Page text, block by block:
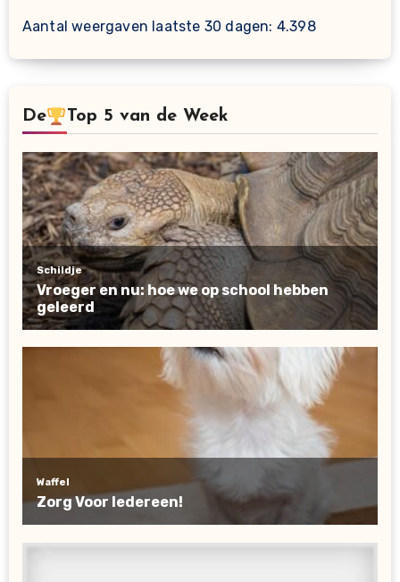
Aantal weergaven laatste 30 dagen: 4.398
De Top 5 van de Week